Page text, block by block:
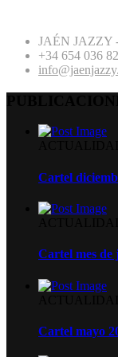
JAÉN JAZZY -
+34 654 036
Cartel
Cartel mes de
Cartel mayo